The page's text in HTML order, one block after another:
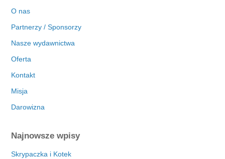
O nas
Partnerzy / Sponsorzy
Nasze wydawnictwa
Oferta
Kontakt
Misja
Darowizna
Najnowsze wpisy
Skrypaczka i Kotek